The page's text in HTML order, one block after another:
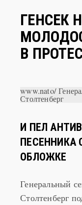
ГЕНСЕК
В
www.nato/
Столтенберг
И ПЕЛ
ПЕСЕННИКА
ОБЛОЖКЕ
Генеральный
Столтенберг